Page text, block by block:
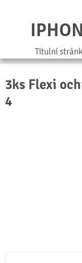
Titulní
3ks Flexi
4